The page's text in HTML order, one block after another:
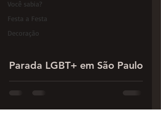
Você sabia?
Festa a Festa
Decoração
Parada LGBT+ em São Paulo